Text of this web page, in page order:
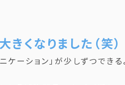
くなりました（笑）
ーション」が少しずつできる